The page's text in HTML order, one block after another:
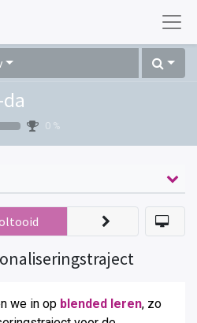
da
0 %
we in op blended leren, zo